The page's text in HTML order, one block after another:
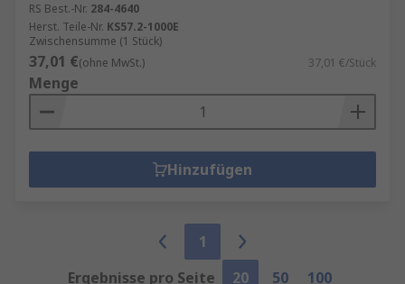
RS Best.-Nr. 284-4640
Herst. Teile-Nr. KS57.2-1000E
Zwischensumme (1 Stück)
37,01 €(ohne MwSt.) 37,01 €/Stück
Menge
Hinzufügen
1
Ergebnisse pro Seite
20 50 100